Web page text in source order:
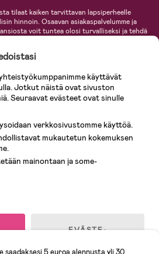
tilaat kaiken tarvittavan lapsiperheelle
hinnoin. Osaavan asiakaspalvelumme ja
voit tuntea olosi turvalliseksi ja tehdä
Meiltä löydät lukuisia tunnettuja
Neonate, Cybex, LEGO ja monia muita!
suurimpaan lastentarvikkeiden
5 euroa alennusta yli 30
käyttävät
Jotkut näistä ovat sivuston
Seuraavat evästeet ovat sinulle
verkkosivustomme käyttöä.
mukautetun kokemuksen
mainontaan ja some-
EVÄSTE-